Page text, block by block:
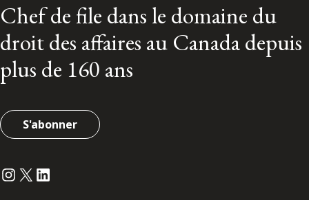
Chef de file dans le domaine du
droit des affaires au Canada depuis
plus de 160 ans
S'abonner
Instagram
Twitter
LinkedIn